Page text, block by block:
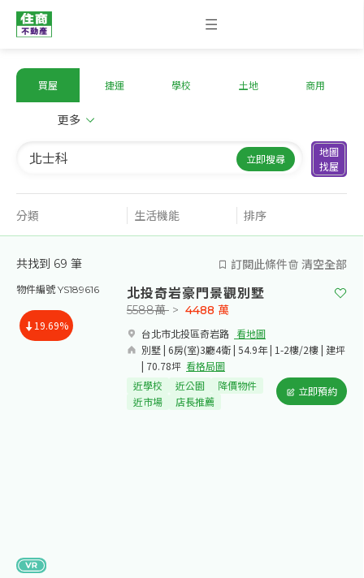
買屋 捷運 學校 土地 商用
更多
立即搜尋
地圖
找屋
分類 生活機能 排序
共找到 69 筆 訂閱此條件 清空全部
物件編號 YS189616
19.69%
北投奇岩豪門景觀別墅
台北市北投區奇岩路​ 看地圖
別墅 | 6房(室)3廳4衛 | 54.9年 | 1-2樓/2樓 | 建坪
| 70.78坪 看格局圖
5588萬 > 4488 萬
近學校 近公園
降價物件
近市場
店長推薦
立即預約